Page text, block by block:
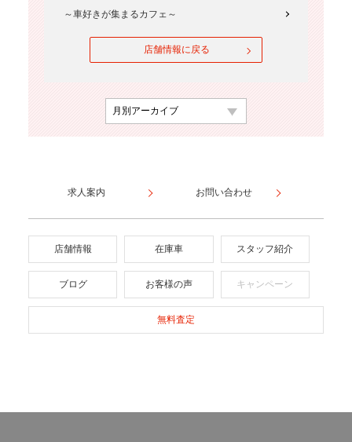
～車好きが集まるカフェ～
店舗情報に戻る
求人案内 お問い合わせ
店舗情報 在庫車 スタッフ紹介
ブログ お客様の声 キャンペーン
無料査定